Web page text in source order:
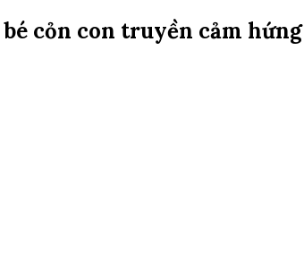
cỏn con truyền cảm hứng